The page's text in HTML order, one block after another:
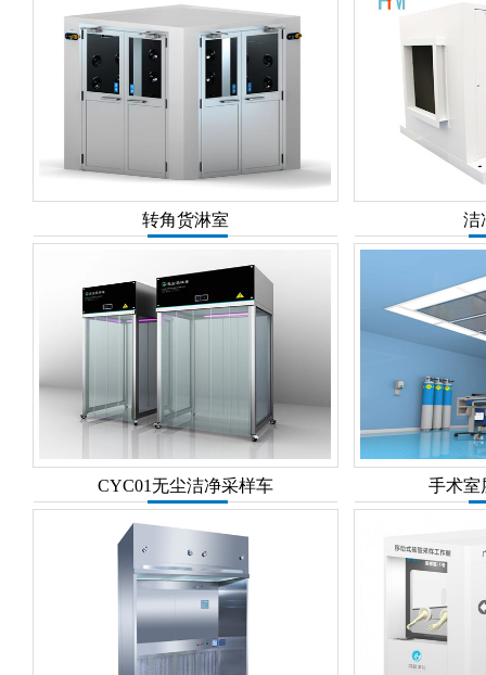
转角货淋室 洁
CYC01无尘洁净采样车 手术室